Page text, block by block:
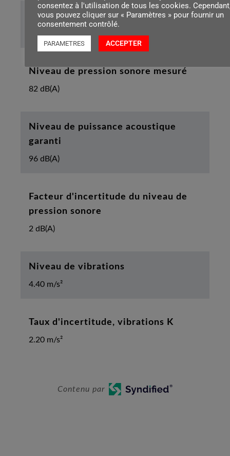
Diamètre de la roue arrière
Niveau de pression sonore mesuré
82 dB(A)
Niveau de puissance acoustique
garanti
96 dB(A)
Facteur d'incertitude du niveau de
pression sonore
2 dB(A)
Niveau de vibrations
4.40 m/s²
Taux d'incertitude, vibrations K
2.20 m/s²
Contenu par
consentez à l'utilisation de tous les cookies.
vous pouvez cliquer sur « Paramètres » pour fournir un
consentement contrôlé.
PARAMETRES ACCEPTER